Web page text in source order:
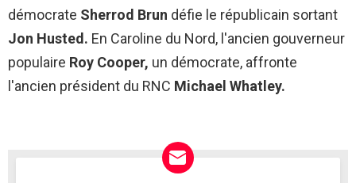
démocrate Sherrod Brun défie le républicain sortant
Jon Husted. En Caroline du Nord, l'ancien gouverneur
populaire Roy Cooper, un démocrate, affronte
l'ancien président du RNC Michael Whatley.